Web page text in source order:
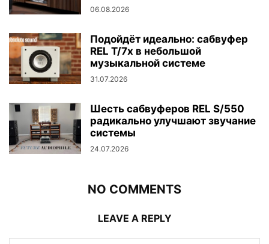
06.08.2026
Подойдёт идеально: сабвуфер
REL T/7x в небольшой
музыкальной системе
31.07.2026
Шесть сабвуферов REL S/550
радикально улучшают звучание
системы
24.07.2026
NO COMMENTS
LEAVE A REPLY